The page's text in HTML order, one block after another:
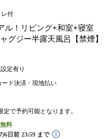
レ付
ル！リビング+和室+寝室
グジー半露天風呂【禁煙】
定有り
ド決済・現地払い
で予約可能となります。